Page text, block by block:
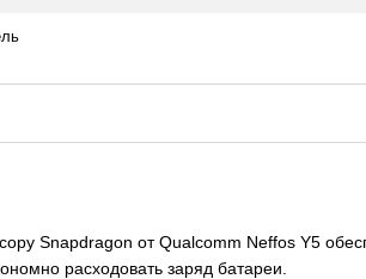
Snapdragon от Qualcomm Neffos Y5
расходовать заряд батареи.